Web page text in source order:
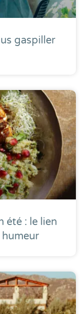
gaspiller
été : le lien